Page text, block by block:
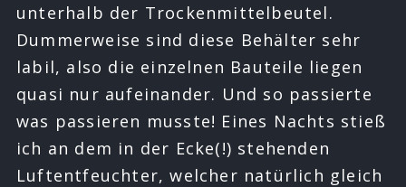
unterhalb der Trockenmittelbeutel.
Dummerweise sind diese Behälter sehr
labil, also die einzelnen Bauteile liegen
quasi nur aufeinander. Und so passierte
was passieren musste! Eines Nachts stieß
ich an dem in der Ecke(!) stehenden
Luftentfeuchter, welcher natürlich gleich